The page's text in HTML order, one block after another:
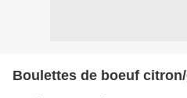
Boulettes de boeuf